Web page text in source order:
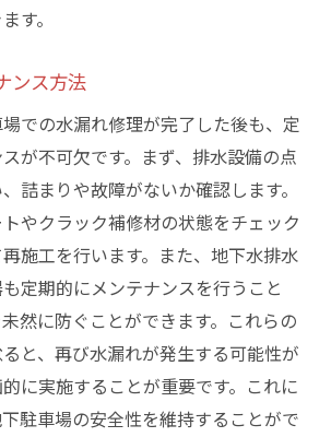
す。
ンス方法
での水漏れ修理が完了した後も、定
が不可欠です。まず、排水設備の点
詰まりや故障がないか確認します。
やクラック補修材の状態をチェック
施工を行います。また、地下水排水
定期的にメンテナンスを行うこと
然に防ぐことができます。これらの
と、再び水漏れが発生する可能性が
に実施することが重要です。これに
駐車場の安全性を維持することがで